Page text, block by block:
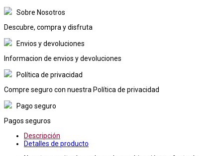
Sobre Nosotros
Descubre, compra y disfruta
Envios y devoluciones
Informacion de envios y devoluciones
Política de privacidad
Compre seguro con nuestra Política de privacidad
Pago seguro
Pagos seguros
Descripción
Detalles de producto